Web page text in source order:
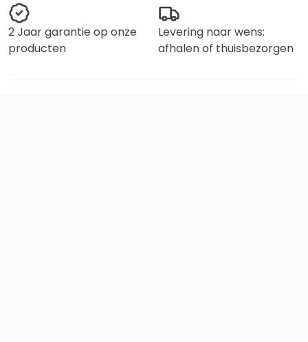
2 Jaar garantie op onze
producten
Levering naar wens:
afhalen of thuisbezorgen